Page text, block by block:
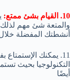
10. القيام بشئ ممتع:
والمتعة شئ مهم
أنشطتك المفضلة
11. يمكنك
التكنولوجيا بحيث
أيضًا